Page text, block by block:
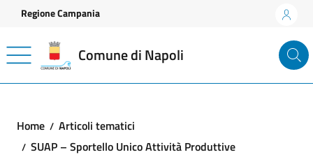
Vai ai contenuti
Vai al footer
Regione Campania
Comune di Napoli
Home
Articoli tematici
SUAP – Sportello Unico Attività Produttive